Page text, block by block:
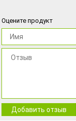
Оцените продукт
Добавить отзыв